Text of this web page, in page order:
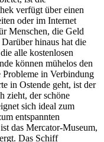
verfügt über einen
oder im Internet
Menschen, die Geld
hinaus hat die
alle kostenlosen
können mühelos den
Probleme in Verbindung
in Ostende geht, ist der
zieht, der schöne
sich ideal zum
entspannten
das Mercator-Museum,
Das Schiff